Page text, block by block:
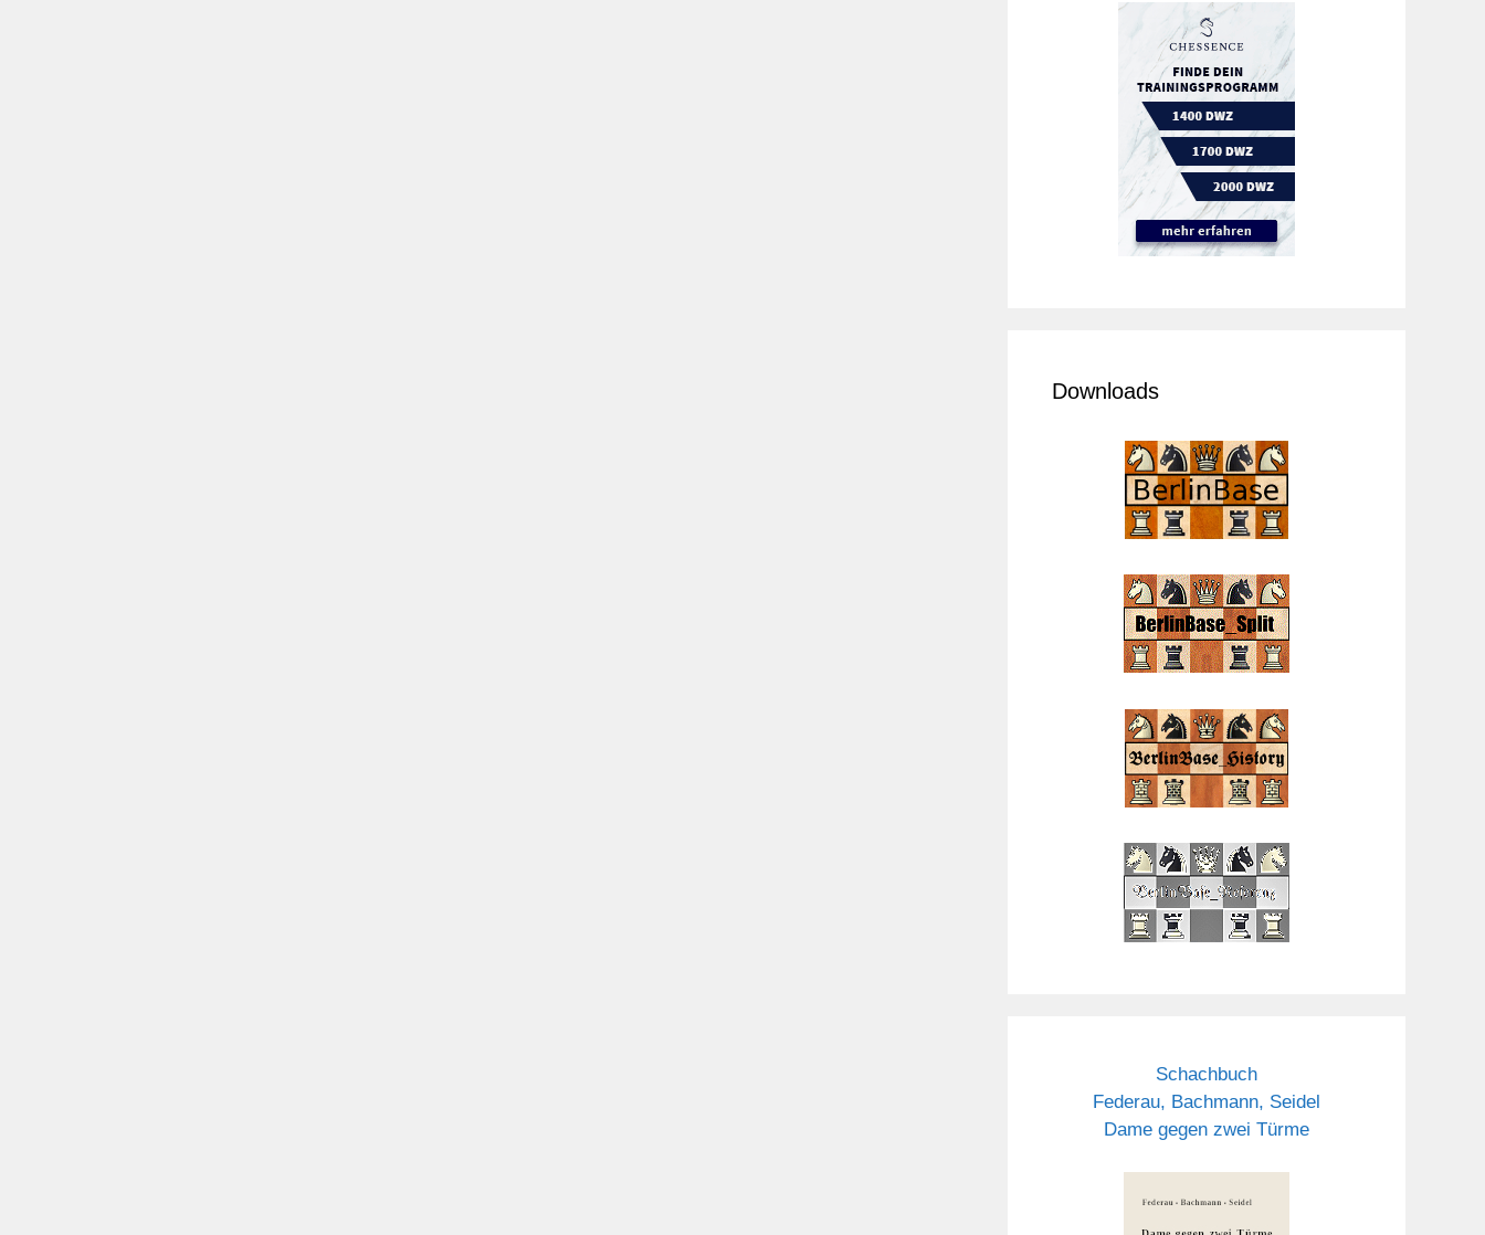
Downloads
Schachbuch
Federau, Bachmann, Seidel
Dame gegen zwei Türme